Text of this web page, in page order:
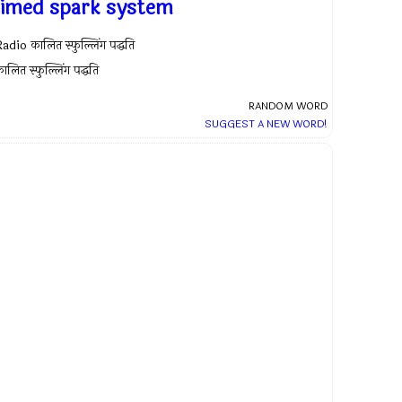
spark system
कालित स्फुल्लिंग पद्धति
स्फुल्लिंग पद्धति
RANDOM WORD
SUGGEST A NEW WORD!